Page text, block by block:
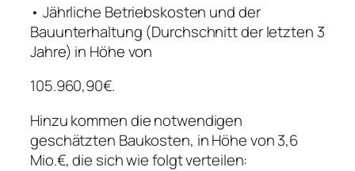
• Jährliche Betriebskosten und der
Bauunterhaltung (Durchschnitt der letzten 3
Jahre) in Höhe von
105.960,90€.
Hinzu kommen die notwendigen
geschätzten Baukosten, in Höhe von 3,6
Mio.€, die sich wie folgt verteilen: